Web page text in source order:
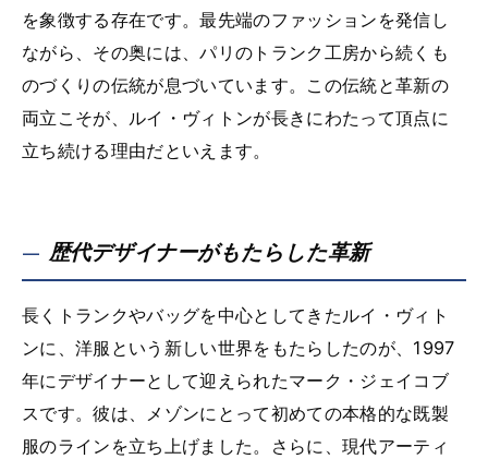
を象徴する存在です。最先端のファッションを発信し
ながら、その奥には、パリのトランク工房から続くも
のづくりの伝統が息づいています。この伝統と革新の
両立こそが、ルイ・ヴィトンが長きにわたって頂点に
立ち続ける理由だといえます。
歴代デザイナーがもたらした革新
長くトランクやバッグを中心としてきたルイ・ヴィト
ンに、洋服という新しい世界をもたらしたのが、1997
年にデザイナーとして迎えられたマーク・ジェイコブ
スです。彼は、メゾンにとって初めての本格的な既製
服のラインを立ち上げました。さらに、現代アーティ